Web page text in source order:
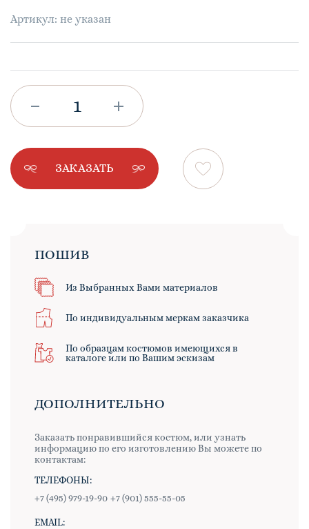
Артикул: не указан
ЗАКАЗАТЬ
ПОШИВ
Из Выбранных Вами материалов
По индивидуальным меркам заказчика
По образцам костюмов имеющихся в
каталоге или по Вашим эскизам
ДОПОЛНИТЕЛЬНО
Заказать понравившийся костюм, или узнать
информацию по его изготовлению Вы можете по
контактам:
ТЕЛЕФОНЫ:
+7 (495) 979-19-90 +7 (901) 555-55-05
EMAIL: